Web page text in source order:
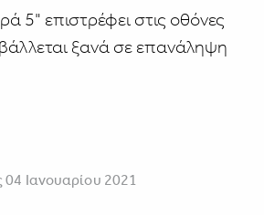
5" επιστρέφει στις οθόνες
ξανά σε επανάληψη
04 Ιανουαρίου 2021